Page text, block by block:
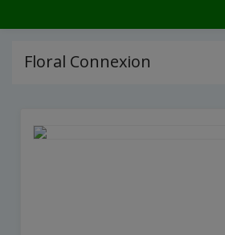
Floral Connexion